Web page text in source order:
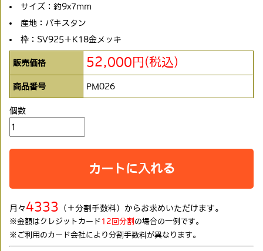
サイズ：約9x7mm
産地：パキスタン
枠：SV925＋K18金メッキ
販売価格 52,000円(税込)
商品番号 PM026
個数
カートに入れる
月々 4333 （＋分割手数料）からお求めいただけます。
※金額はクレジットカード 12回分割 の場合の一例です。
※ご利用のカード会社により分割手数料が異なります。